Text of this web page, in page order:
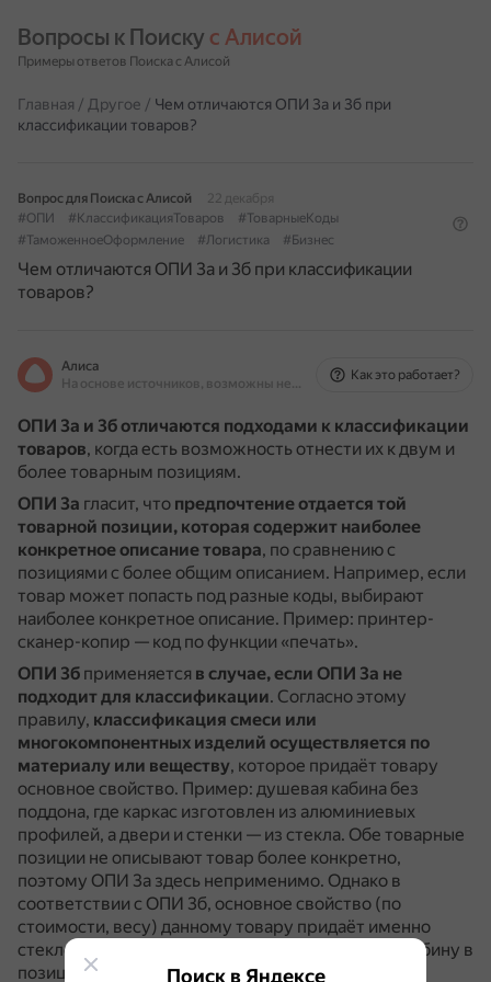
Вопросы к Поиску с Алисой
Примеры ответов Поиска с Алисой
Главная / Другое / Чем отличаются ОПИ 3а и 3б при
классификации товаров?
Вопрос для Поиска с Алисой
22 декабря
#ОПИ
#КлассификацияТоваров
#ТоварныеКоды
#ТаможенноеОформление
#Логистика #Бизнес
Чем отличаются ОПИ 3а и 3б при классификации
товаров?
Алиса
На основе источников, возможны неточности
Как это работает?
ОПИ 3а и 3б отличаются подходами к классификации
товаров, когда есть возможность отнести их к двум и
более товарным позициям.
ОПИ 3а гласит, что предпочтение отдается той
товарной позиции, которая содержит наиболее
конкретное описание товара, по сравнению с
позициями с более общим описанием. Например, если
товар может попасть под разные коды, выбирают
наиболее конкретное описание. Пример: принтер-
сканер-копир — код по функции «печать».
ОПИ 3б применяется в случае, если ОПИ 3а не
подходит для классификации. Согласно этому
правилу, классификация смеси или
многокомпонентных изделий осуществляется по
материалу или веществу, которое придаёт товару
основное свойство. Пример: душевая кабина без
поддона, где каркас изготовлен из алюминиевых
профилей, а двери и стенки — из стекла. Обе товарные
позиции не описывают товар более конкретно,
поэтому ОПИ 3а здесь неприменимо. Однако в
соответствии с ОПИ 3б, основное свойство (по
стоимости, весу) данному товару придаёт именно
стекло, что позволяет отнести такую душевую кабину в
позицию 7020.
Поиск в Яндексе